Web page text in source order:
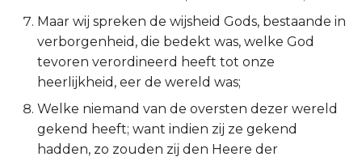
2 Koningen
1 Kronieken
Ezra
Maar wij spreken de wijsheid Gods, bestaande in
verborgenheid, die bedekt was, welke God
tevoren verordineerd heeft tot onze
heerlijkheid, eer de wereld was;
Welke niemand van de oversten dezer wereld
gekend heeft; want indien zij ze gekend
hadden, zo zouden zij den Heere der